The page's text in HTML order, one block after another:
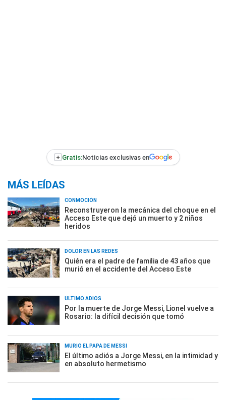
+ Gratis:Noticias exclusivas en
MÁS LEÍDAS
CONMOCIÓN
Reconstruyeron la mecánica del choque en el
Acceso Este que dejó un muerto y 2 niños
heridos
DOLOR EN LAS REDES
Quién era el padre de familia de 43 años que
murió en el accidente del Acceso Este
ÚLTIMO ADIÓS
Por la muerte de Jorge Messi, Lionel vuelve a
Rosario: la difícil decisión que tomó
MURIÓ EL PAPÁ DE MESSI
El último adiós a Jorge Messi, en la intimidad y
en absoluto hermetismo